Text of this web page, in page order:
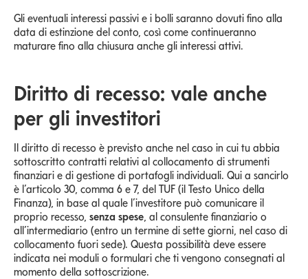
Gli eventuali interessi passivi e i bolli saranno dovuti fino alla
data di estinzione del conto, così come continueranno
maturare fino alla chiusura anche gli interessi attivi.
Diritto di recesso: vale anche
per gli investitori
Il diritto di recesso è previsto anche nel caso in cui tu abbia
sottoscritto contratti relativi al collocamento di strumenti
finanziari e di gestione di portafogli individuali. Qui a sancirlo
è l’articolo 30, comma 6 e 7, del TUF (il Testo Unico della
Finanza), in base al quale l’investitore può comunicare il
proprio recesso, senza spese , al consulente finanziario o
all’intermediario (entro un termine di sette giorni, nel caso di
collocamento fuori sede). Questa possibilità deve essere
indicata nei moduli o formulari che ti vengono consegnati al
momento della sottoscrizione.